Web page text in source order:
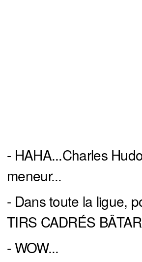
- HAHA...Charles
meneur...
- Dans toute la ligue,
TIRS CADRÉS
- WOW...